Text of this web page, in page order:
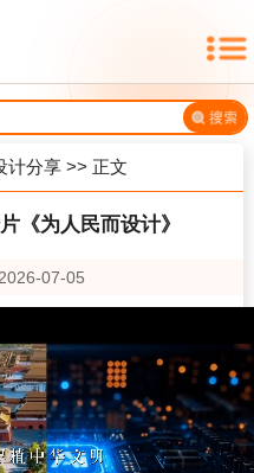
计分享 >> 正文
《为人民而设计》
07-05